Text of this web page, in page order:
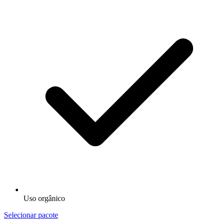
Uso orgânico
Selecionar pacote